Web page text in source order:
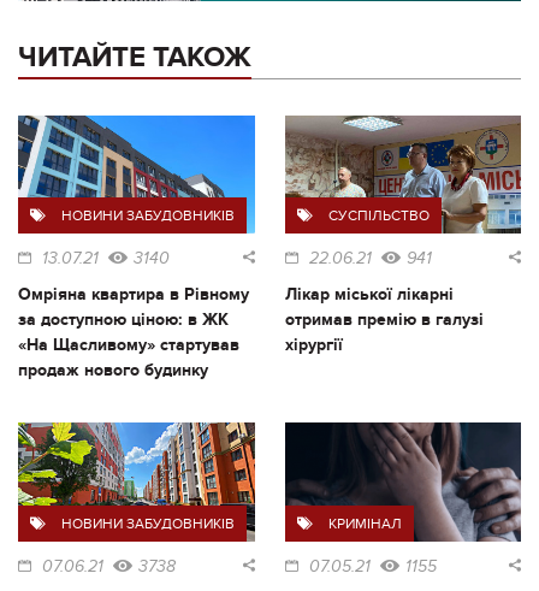
ЧИТАЙТЕ ТАКОЖ
НОВИНИ ЗАБУДОВНИКІВ
13.07.21 3140
Омріяна квартира в Рівному
за доступною ціною: в ЖК
«На Щасливому» стартував
продаж нового будинку
СУСПІЛЬСТВО
22.06.21 941
Лікар міської лікарні
отримав премію в галузі
хірургії
НОВИНИ ЗАБУДОВНИКІВ
07.06.21 3738
КРИМІНАЛ
07.05.21 1155